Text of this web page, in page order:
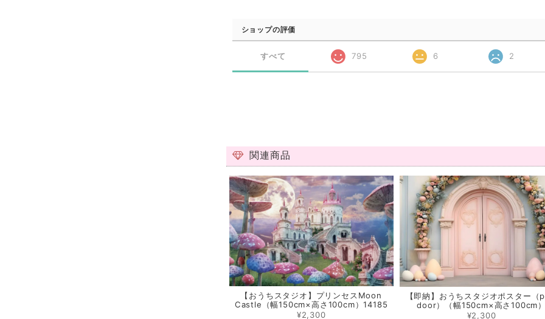
ショップの評価
すべて 795 6 2
関連商品
【おうちスタジオ】プリンセスMoon
Castle（幅150cm×高さ100cm）14185
¥2,300
【即納】おうちスタジオポスター（
door）（幅150cm×高さ100cm
¥2,300